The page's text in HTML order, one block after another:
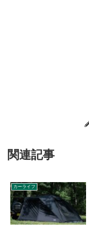
関連記事
カーライフ